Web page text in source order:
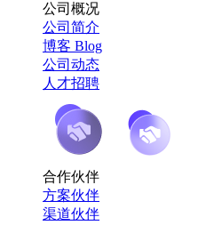
公司概况
公司简介
博客 Blog
公司动态
人才招聘
合作伙伴
方案伙伴
渠道伙伴